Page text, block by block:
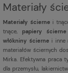
Materiały
Materiały ścierne i
tnące, papiery ścierne
włókniny ścierne i inne
materiałów ściernych
Mirka. Efektywna praca
dla przemysłu,